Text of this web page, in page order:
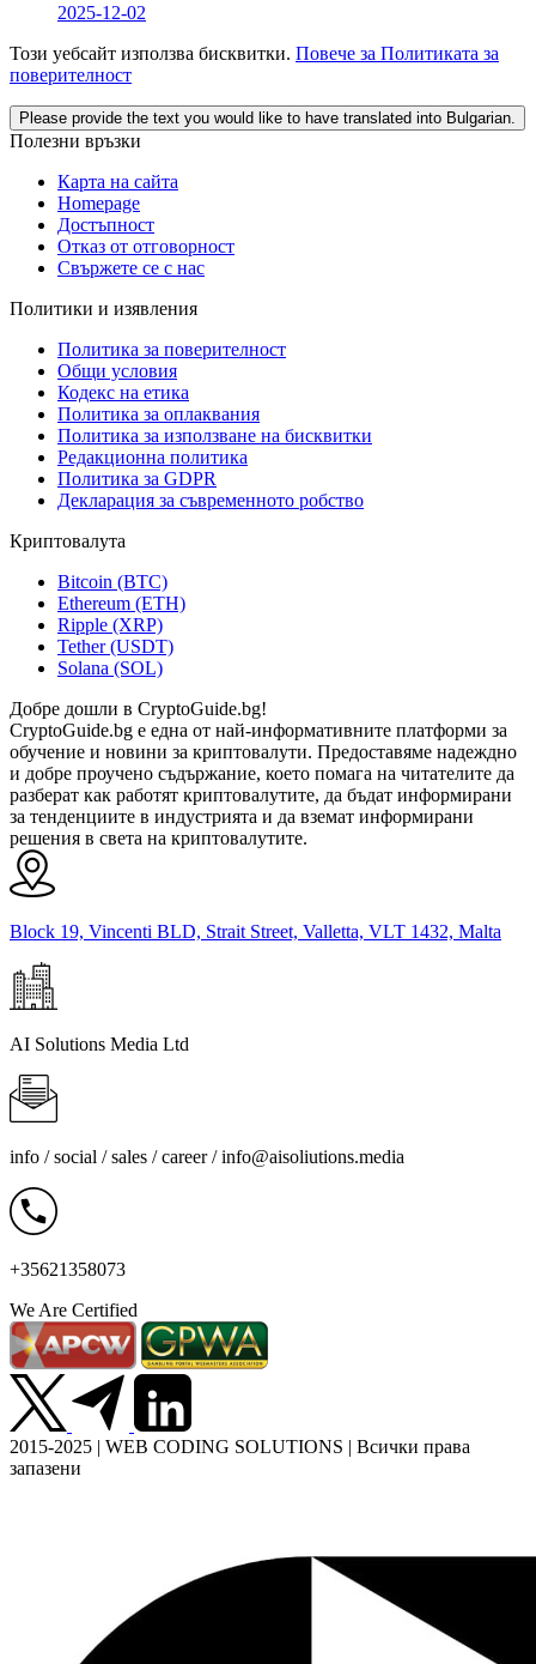
2025-12-02
Този уебсайт използва бисквитки. Повече за Политиката за
поверителност
Please provide the text you would like to have translated into Bulgarian.
Полезни връзки
Карта на сайта
Homepage
Достъпност
Отказ от отговорност
Свържете се с нас
Политики и изявления
Политика за поверителност
Общи условия
Кодекс на етика
Политика за оплаквания
Политика за използване на бисквитки
Редакционна политика
Политика за GDPR
Декларация за съвременното робство
Криптовалута
Bitcoin (BTC)
Ethereum (ETH)
Ripple (XRP)
Tether (USDT)
Solana (SOL)
Добре дошли в CryptoGuide.bg!
CryptoGuide.bg е една от най-информативните платформи за
обучение и новини за криптовалути. Предоставяме надеждно
и добре проучено съдържание, което помага на читателите да
разберат как работят криптовалутите, да бъдат информирани
за тенденциите в индустрията и да вземат информирани
решения в света на криптовалутите.
Block 19, Vincenti BLD, Strait Street, Valletta, VLT 1432, Malta
AI Solutions Media Ltd
info / social / sales / career /info@aisoliutions.media
+35621358073
We Are Certified
2015-2025 | WEB CODING SOLUTIONS | Всички права
запазени